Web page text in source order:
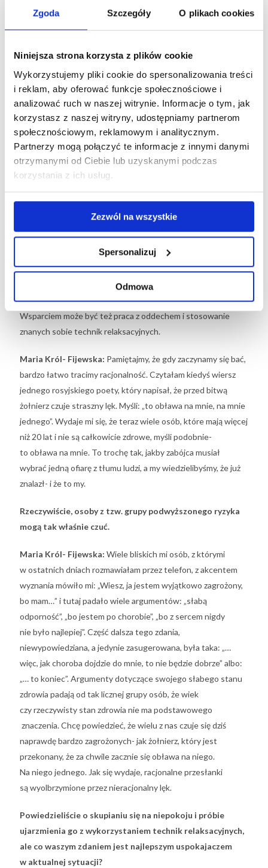
Zgoda Szczegóły O plikach cookies
Niniejsza strona korzysta z plików cookie
Wykorzystujemy pliki cookie do spersonalizowania treści
i reklam, aby oferować funkcje społecznościowe i
analizować ruch w naszej witrynie. Informacje o tym, jak
korzystasz z naszej witryny, udostępniamy partnerom
społecznościowym, reklamowym i analitycznym.
Partnerzy mogą połączyć te informacje z innymi danymi
otrzymanymi od Ciebie lub uzyskanymi podczas
korzystania z ich usług.
Zezwól na wszystkie
Spersonalizuj
Odmowa
funkcjonować w sytuacji realnego zagrożenia, ponieważ
wreszcie rzeczywistość zbiega się z ich wyobrażeniami. Osoby
i przewidywały to, choć reszta im nie wierzyła. Oczywiście
stan realnego zagrożenia może wzniecić lęki- skoro pierwsza
część czarnego scenariusza się spełniła, to dlaczego ma się
nie spełnić druga, która może być znacznie mroczniejsza?
Piotr Fijewski:A taki rodzaj myślenia jest odwrotnością wiary
w dobro świata. Brak wiary w to, że będzie dobrze, jest
potwornie stresujący. Żeby ten stres ograniczyć, warto
zidentyfikować i nazwać swój niepokój.
Piotr Fijewski:Na przykład poprzez zatrzymanie się
i skupienie na swoim niepokoju, nie po to, by niepokoić się
jeszcze bardziej, ale by zobaczyć, gdzie jest granica
adekwatności. Żeby trzymać niepokój w ryzach, najpierw
trzeba wejść z nim w dialog, a to bardzo trudne zadanie.
Wsparciem może być też praca z oddechem i stosowanie
znanych sobie technik relaksacyjnych.
Maria Król- Fijewska: Pamiętajmy, że gdy zaczynamy się bać,
bardzo łatwo tracimy racjonalność. Czytałam kiedyś wiersz
jednego rosyjskiego poety, który napisał, że przed bitwą
żołnierz czuje straszny lęk. Myśli: „to obława na mnie, na mnie
jednego”. Wydaje mi się, że teraz wiele osób, które mają więcej
niż 20 lat i nie są całkowicie zdrowe, myśli podobnie-
to obława na mnie. To trochę tak, jakby zabójca musiał
wybrać jedną ofiarę z tłumu ludzi, a my wiedzielibyśmy, że już
znalazł- i że to my.
Rzeczywiście, osoby z tzw. grupy podwyższonego ryzyka
mogą tak właśnie czuć.
Maria Król- Fijewska: Wiele bliskich mi osób, z którymi
w ostatnich dniach rozmawiałam przez telefon, z akcentem
wyznania mówiło mi: „Wiesz, ja jestem wyjątkowo zagrożony,
bo mam…” i tutaj padało wiele argumentów: „słabą
odporność”, „bo jestem po chorobie”, „bo z sercem nigdy
nie było najlepiej”. Część dalsza tego zdania,
niewypowiedziana, a jedynie zasugerowana, była taka: „…
więc, jak choroba dojdzie do mnie, to nie będzie dobrze” albo:
„… to koniec”. Argumenty dotyczące swojego słabego stanu
zdrowia padają od tak licznej grupy osób, że wiek
czy rzeczywisty stan zdrowia nie ma podstawowego
znaczenia. Chcę powiedzieć, że wielu z nas czuje się dziś
naprawdę bardzo zagrożonych- jak żołnierz, który jest
przekonany, że za chwile zacznie się obława na niego.
Na niego jednego. Jak się wydaje, racjonalne przesłanki
są wyolbrzymione przez nieracjonalny lęk.
Powiedzieliście o skupianiu się na niepokoju i próbie
ujarzmienia go z wykorzystaniem technik relaksacyjnych,
ale co waszym zdaniem jest najlepszym uspokajaczem
w aktualnej sytuacji?